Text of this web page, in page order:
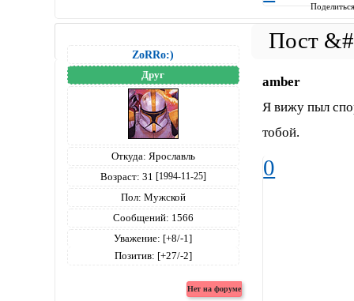
ZoRRo:)
Друг
Откуда: Ярославль
Возраст: 31 [1994-11-25]
Пол: Мужской
Сообщений: 1566
Уважение: [+8/-1]
Позитив: [+27/-2]
amber
Я вижу пыл
тобой.
0